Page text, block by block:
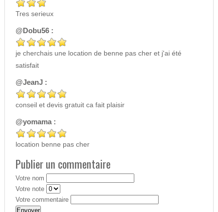
Tres serieux
@Dobu56 :
je cherchais une location de benne pas cher et j'ai été
satisfait
@JeanJ :
conseil et devis gratuit ca fait plaisir
@yomama :
location benne pas cher
Publier un commentaire
Votre nom
Votre note
Votre commentaire